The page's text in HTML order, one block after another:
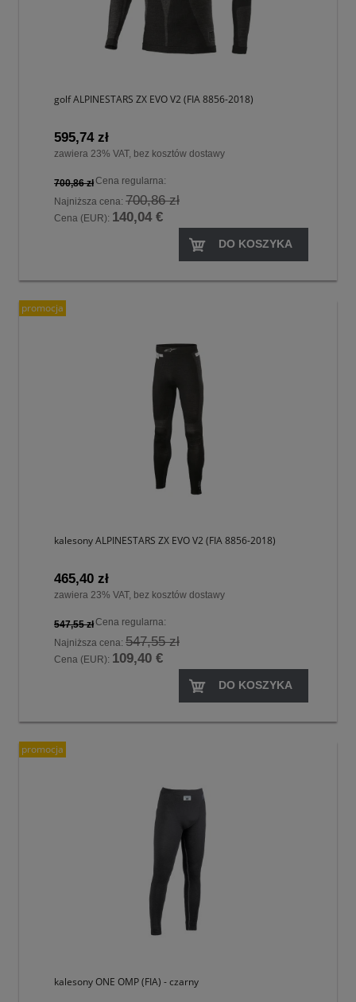
golf ALPINESTARS ZX EVO V2 (FIA 8856-2018)
595,74 zł
zawiera 23% VAT, bez kosztów dostawy
Cena regularna:
700,86 zł
Najniższa cena: 700,86 zł
Cena (EUR): 140,04 €
DO KOSZYKA
kalesony ALPINESTARS ZX EVO V2 (FIA 8856-2018)
465,40 zł
zawiera 23% VAT, bez kosztów dostawy
Cena regularna:
547,55 zł
Najniższa cena: 547,55 zł
Cena (EUR): 109,40 €
DO KOSZYKA
promocja
kalesony ONE OMP (FIA) - czarny
promocja